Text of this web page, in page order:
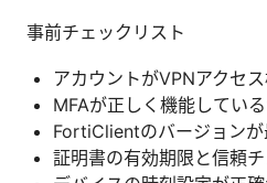
事前チェックリスト
アカウントがVPNアクセ
MFAが正しく機能してい
FortiClientのバージョンが
証明書の有効期限と信頼